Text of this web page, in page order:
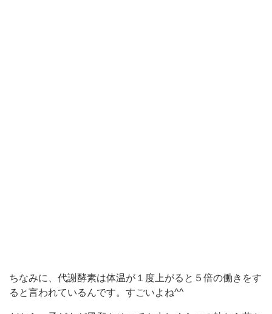
ちなみに、代謝酵素は体温が１度上がると５倍の働きをす
ると言われているんです。すごいよね^^